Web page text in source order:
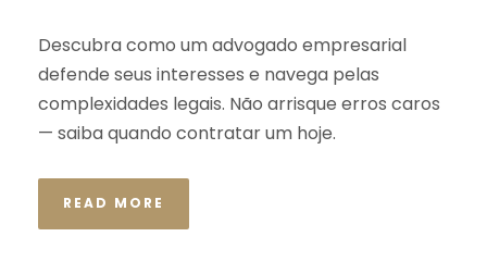
Descubra como um advogado empresarial
defende seus interesses e navega pelas
complexidades legais. Não arrisque erros caros
— saiba quando contratar um hoje.
READ MORE